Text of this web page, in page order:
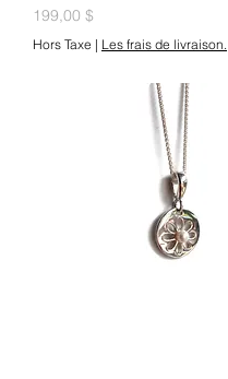
Prix
199,00 $
Hors Taxe | Les frais de livraison.